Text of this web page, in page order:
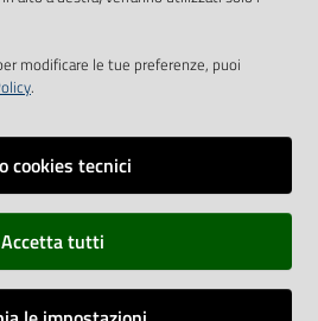
modificare le tue preferenze, puoi
.
cookies tecnici
Accetta tutti